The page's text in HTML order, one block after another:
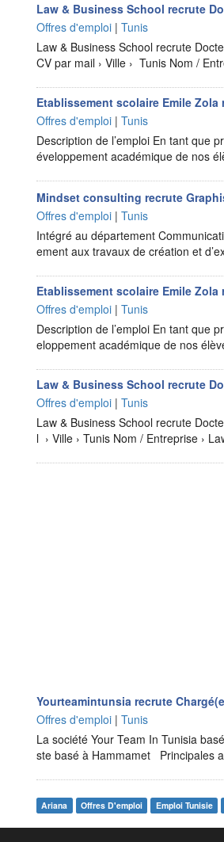
Law & Business School recrute
Offres d'emploi |Tunis
Law & Business School recrute
CV par mail › Ville › Tunis Nom /
Etablissement scolaire Emile
Offres d'emploi |Tunis
Description de l’emploi En tant que
éveloppement académique de nos
Mindset consulting recrute
Offres d'emploi |Tunis
Intégré au département
ement aux travaux de création et
Etablissement scolaire Emile
Offres d'emploi |Tunis
Description de l’emploi En tant que
eloppement académique de nos
Law & Business School recrute
Offres d'emploi |Tunis
Law & Business School recrute
l › Ville › Tunis Nom / Entreprise ›
Yourteamintunsia recrute
Offres d'emploi |Tunis
La société Your Team In Tunisia
ste basé à Hammamet Principales
Ariana Offres D'emploi Emploi Tunisie